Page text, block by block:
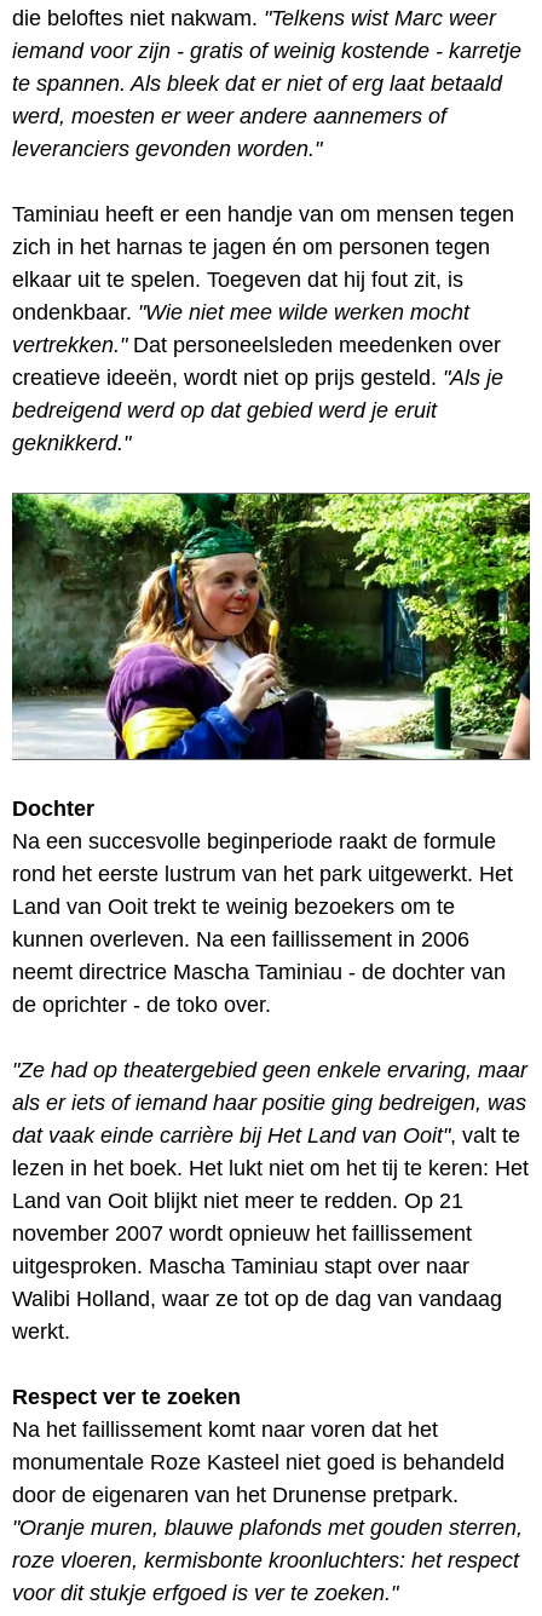
die beloftes niet nakwam. "Telkens wist Marc weer
iemand voor zijn - gratis of weinig kostende - karretje
te spannen. Als bleek dat er niet of erg laat betaald
werd, moesten er weer andere aannemers of
leveranciers gevonden worden."
Taminiau heeft er een handje van om mensen tegen
zich in het harnas te jagen én om personen tegen
elkaar uit te spelen. Toegeven dat hij fout zit, is
ondenkbaar. "Wie niet mee wilde werken mocht
vertrekken."Dat personeelsleden meedenken over
creatieve ideeën, wordt niet op prijs gesteld. "Als je
bedreigend werd op dat gebied werd je eruit
geknikkerd."
Dochter
Na een succesvolle beginperiode raakt de formule
rond het eerste lustrum van het park uitgewerkt. Het
Land van Ooit trekt te weinig bezoekers om te
kunnen overleven. Na een faillissement in 2006
neemt directrice Mascha Taminiau - de dochter van
de oprichter - de toko over.
"Ze had op theatergebied geen enkele ervaring, maar
als er iets of iemand haar positie ging bedreigen, was
dat vaak einde carrière bij Het Land van Ooit", valt te
lezen in het boek. Het lukt niet om het tij te keren: Het
Land van Ooit blijkt niet meer te redden. Op 21
november 2007 wordt opnieuw het faillissement
uitgesproken. Mascha Taminiau stapt over naar
Walibi Holland, waar ze tot op de dag van vandaag
werkt.
Respect ver te zoeken
Na het faillissement komt naar voren dat het
monumentale Roze Kasteel niet goed is behandeld
door de eigenaren van het Drunense pretpark.
"Oranje muren, blauwe plafonds met gouden sterren,
roze vloeren, kermisbonte kroonluchters: het respect
voor dit stukje erfgoed is ver te zoeken."